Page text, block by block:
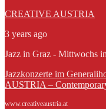
CREATIVE AUSTRIA
3 years ago
Jazz in Graz - Mittwochs
Jazzkonzerte im
AUSTRIA –
www.creativeaustria.at